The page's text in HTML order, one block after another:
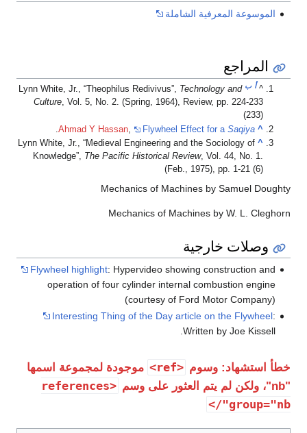
المعرفية الشاملة
Lynn White, Jr., “Theophilus Redivivus”,Technology and
Culture , Vol. 5, No. 2. (Spring, 1964), Review, pp. 224-
Ahmad Y Hassan , Flywheel Effect for a
.
Lynn White, Jr., “Medieval Engineering and the Sociology of
Knowledge”,The Pacific Historical Review, Vol. 44, No.
(Feb., 1975), pp. 1-21
Mechanics of Machines by Samuel
Mechanics of Machines by W. L.
خارجية
Flywheel highlight: Hypervideo showing
operation of four cylinder internal combustion
(courtesy of Ford Motor
Interesting Thing of the Day article on the
Written by Joe
وسوم<ref> موجودة لمجموعة اسمها
<references